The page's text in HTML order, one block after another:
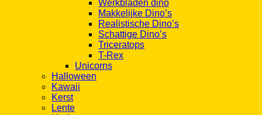
Werkbladen dino
Makkelijke Dino’s
Realistische Dino’s
Schattige Dino’s
Triceratops
T-Rex
Unicorns
Halloween
Kawaii
Kerst
Lente